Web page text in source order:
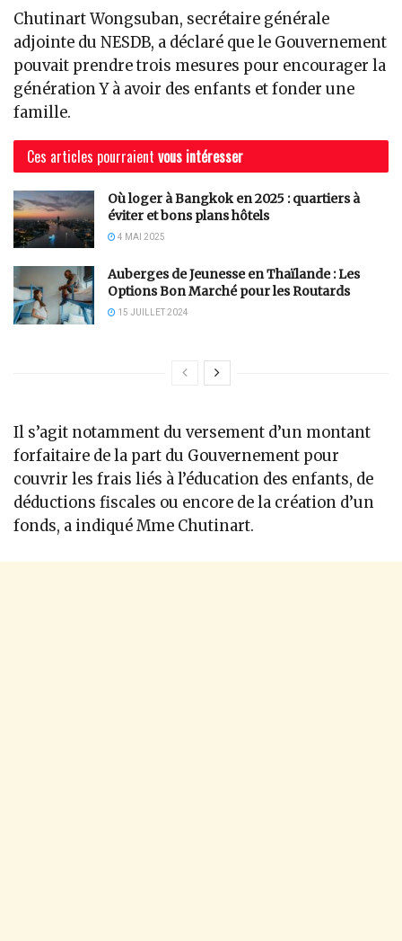
Chutinart Wongsuban, secrétaire générale
adjointe du NESDB, a déclaré que le Gouvernement
pouvait prendre trois mesures pour encourager la
génération Y à avoir des enfants et fonder une
famille.
Ces articles pourraient vous intéresser
Où loger à Bangkok en 2025 : quartiers à
éviter et bons plans hôtels
4 MAI 2025
Auberges de Jeunesse en Thaïlande : Les
Options Bon Marché pour les Routards
15 JUILLET 2024
Il s’agit notamment du versement d’un montant
forfaitaire de la part du Gouvernement pour
couvrir les frais liés à l’éducation des enfants, de
déductions fiscales ou encore de la création d’un
fonds, a indiqué Mme Chutinart.